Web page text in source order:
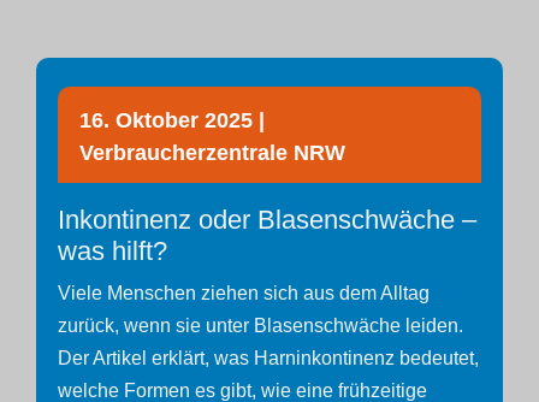
16. Oktober 2025 |
Verbraucherzentrale NRW
Inkontinenz oder Blasenschwäche –
was hilft?
Viele Menschen ziehen sich aus dem Alltag
zurück, wenn sie unter Blasenschwäche leiden.
Der Artikel erklärt, was Harninkontinenz bedeutet,
welche Formen es gibt, wie eine frühzeitige